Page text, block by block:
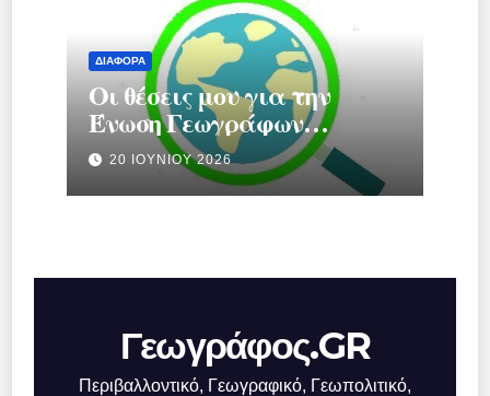
ΔΙΆΦΟΡΑ
Οι θέσεις μου για την
Ένωση Γεωγράφων
Ελλάδας.
20 ΙΟΥΝΊΟΥ 2026
Γεωγράφος.GR
Περιβαλλοντικό, Γεωγραφικό, Γεωπολιτικό,